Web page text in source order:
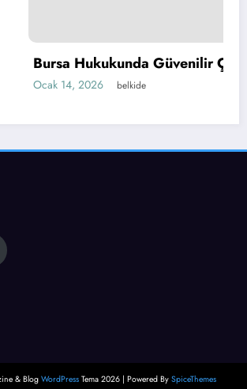
Güvenilir Çözümler
belkide
& Blog WordPressTema 2026 | Powered By SpiceThemes